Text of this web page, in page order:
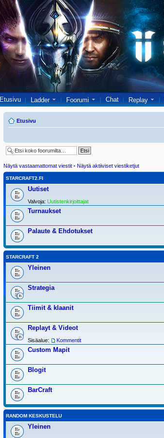
Etusivu Ladder Foorumi Chat Replay
Etusivu
Näytä vastaamattomat viestit • Näytä aktiiviset viestiketjut
STARCRAFT2.FI
Uutiset
Valvoja: Uutistenkirjoittajat
Turnaukset
Palaute & Ehdotukset
STARCRAFT 2
Yleinen
Strategia
Tiimit & klaanit
Replayt & Videot
Sisäalue: Kommentit
Custom Mapit
Blogit
BarCraft
RANDOM KESKUSTELU
Yleinen